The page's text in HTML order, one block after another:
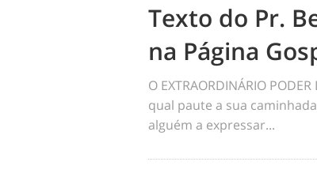
Texto do Pr.
na Página
O EXTRAORDINÁRIO
qual paute a sua
alguém a expressar...